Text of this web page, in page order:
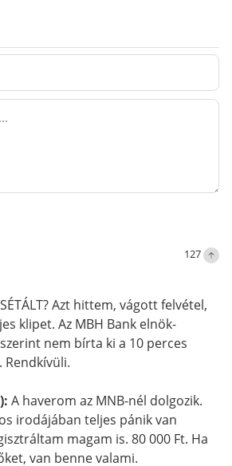
127
Azt hittem, vágott felvétel,
klipet. Az MBH Bank elnök-
nem bírta ki a 10 perces
Rendkívüli.
A haverom az MNB-nél dolgozik.
irodájában teljes pánik van
magam is. 80 000 Ft. Ha
van benne valami.